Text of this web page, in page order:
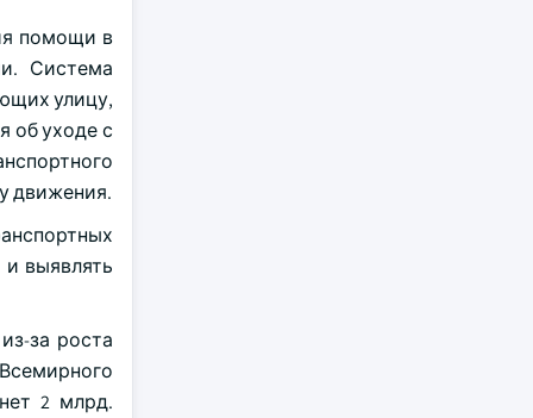
помощи в
Система
улицу,
об уходе с
движения.
выявлять
за роста
2 млрд.